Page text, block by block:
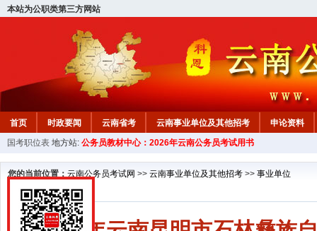
本站为公职类第三方网站
首页 时政要闻 云南省考 云南事业单位及其他招考
申论资料
国考职位表 地方站: 公务员教材中心：2026年云南公务员考试用书
您的当前位置： 云南公务员考试网 >> 云南事业单位及其他招考 >> 事业单位